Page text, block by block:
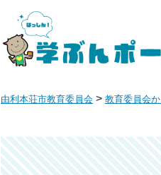
由利本荘市教育委員会 > 教育委員会